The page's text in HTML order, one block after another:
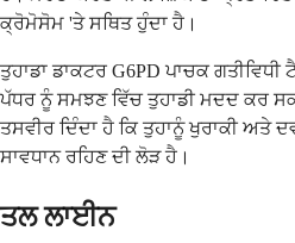
ਕ੍ਰੋਮੋਸੋਮ 'ਤੇ ਸਥਿਤ ਹੁੰਦਾ ਹੈ।
ਤੁਹਾਡਾ ਡਾਕਟਰ G6PD ਪਾਚਕ
ਪੱਧਰ ਨੂੰ ਸਮਝਣ ਵਿੱਚ ਤੁਹਾਡੀ ਮਦਦ ਕਰ
ਤਸਵੀਰ ਦਿੰਦਾ ਹੈ ਕਿ ਤੁਹਾਨੂੰ ਖੁਰਾਕੀ ਅਤੇ
ਸਾਵਧਾਨ ਰਹਿਣ ਦੀ ਲੋੜ ਹੈ।
ਤਲ ਲਾਈਨ